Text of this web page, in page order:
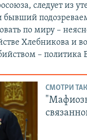
следует из
бывший
по миру –
Хлебникова и
– политика
СМОТРИ